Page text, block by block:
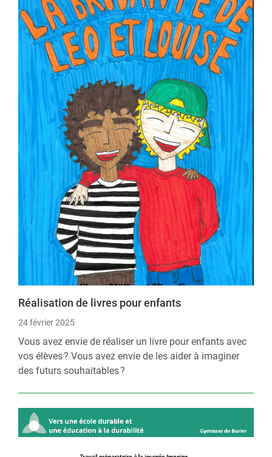
Réalisation de livres pour enfants
24 février 2025
Vous avez envie de réaliser un livre pour enfants avec
vos élèves ? Vous avez envie de les aider à imaginer
des futurs souhaitables ?